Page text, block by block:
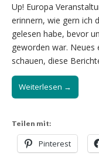
Up! Europa
erinnern, wie gern ich
gelesen habe, bevor
geworden war. Neues
schauen, diese
Weiterlesen →
Teilen mit:
Pinterest